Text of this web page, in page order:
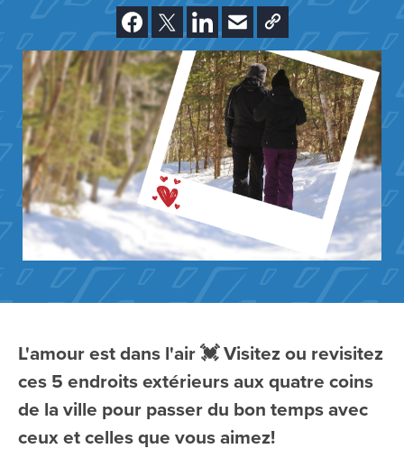
Facebook X LinkedInEnvoyer à un ami
L'amour est dans l'air 💓 Visitez ou revisitez
ces 5 endroits extérieurs aux quatre coins
de la ville pour passer du bon temps avec
ceux et celles que vous aimez!